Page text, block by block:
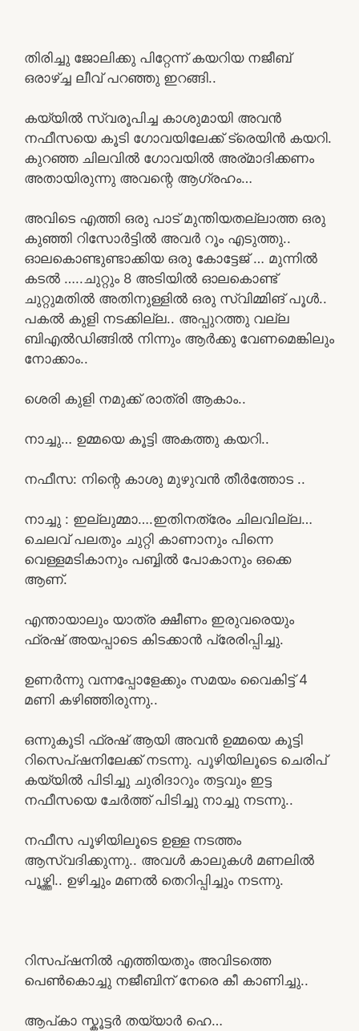
തിരിച്ചു ജോലിക്കു പിറ്റേന്ന് കയറിയ നജീബ്
ഒരാഴ്ച്ച ലീവ് പറഞ്ഞു ഇറങ്ങി..
കയ്യിൽ സ്വരൂപിച്ച കാശുമായി അവൻ
നഫീസയെ കൂടി ഗോവയിലേക്ക് ട്രെയിൻ കയറി.
കുറഞ്ഞ ചിലവിൽ ഗോവയിൽ അര്മാദിക്കണം
അതായിരുന്നു അവന്റെ ആഗ്രഹം…
അവിടെ എത്തി ഒരു പാട് മുന്തിയതല്ലാത്ത ഒരു
കുഞ്ഞി റിസോർട്ടിൽ അവർ റൂം എടുത്തു..
ഓലകൊണ്ടുണ്ടാക്കിയ ഒരു കോട്ടേജ് … മുന്നിൽ
കടൽ …..ചുറ്റും 8 അടിയിൽ ഓലകൊണ്ട്
ചുറ്റുമതിൽ അതിനുള്ളിൽ ഒരു സ്വിമ്മിങ് പൂൾ..
പകൽ കുളി നടക്കില്ല.. അപ്പുറത്തു വല്ല
ബിഎൽഡിങ്ങിൽ നിന്നും ആർക്കു വേണമെങ്കിലും
നോക്കാം..
ശെരി കുളി നമുക്ക് രാത്രി ആകാം..
നാച്ചു… ഉമ്മയെ കൂട്ടി അകത്തു കയറി..
നഫീസ: നിന്റെ കാശു മുഴുവൻ തീർത്തോട ..
നാച്ചു : ഇല്ലുമ്മാ….ഇതിനത്രേം ചിലവില്ല…
ചെലവ് പലതും ചുറ്റി കാണാനും പിന്നെ
വെള്ളമടികാനും പബ്ബിൽ പോകാനും ഒക്കെ
ആണ്.
എന്തായാലും യാത്ര ക്ഷീണം ഇരുവരെയും
ഫ്രഷ് അയപ്പാടെ കിടക്കാൻ പ്രേരിപ്പിച്ചു.
ഉണർന്നു വന്നപ്പോളേക്കും സമയം വൈകിട്ട് 4
മണി കഴിഞ്ഞിരുന്നു..
ഒന്നുകൂടി ഫ്രഷ് ആയി അവൻ ഉമ്മയെ കൂട്ടി
റിസെപ്ഷനിലേക്ക് നടന്നു. പൂഴിയിലൂടെ ചെരിപ്
കയ്യിൽ പിടിച്ചു ചുരിദാറും തട്ടവും ഇട്ട
നഫീസയെ ചേർത്ത് പിടിച്ചു നാച്ചു നടന്നു..
നഫീസ പൂഴിയിലൂടെ ഉള്ള നടത്തം
ആസ്വദിക്കുന്നു.. അവൾ കാലുകൾ മണലിൽ
പൂഴ്ത്തി.. ഉഴിച്ചും മണൽ തെറിപ്പിച്ചും നടന്നു.
റിസപ്ഷനിൽ എത്തിയതും അവിടത്തെ
പെൺകൊച്ചു നജീബിന് നേരെ കീ കാണിച്ചു..
ആപ്കാ സ്കൂട്ടർ തയ്യാർ ഹെ…